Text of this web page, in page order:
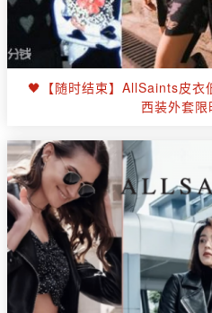
🖤【随时结束】AllSaints皮衣
西装外套限